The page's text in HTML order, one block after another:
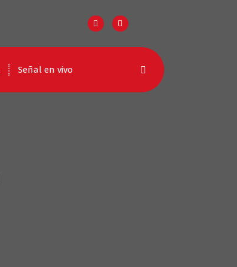
Señal en vivo